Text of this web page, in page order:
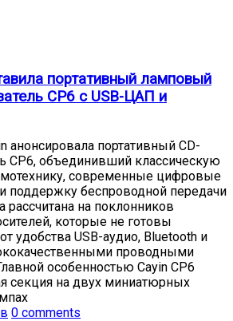
портативный ламповый
CP6 с USB-ЦАП и
анонсировала портативный CD-
CP6, объединивший классическую
современные цифровые
поддержку беспроводной передачи
рассчитана на поклонников
которые не готовы
удобства USB-аудио, Bluetooth и
проводными
особенностью Cayin CP6
секция на двух миниатюрных
0 comments